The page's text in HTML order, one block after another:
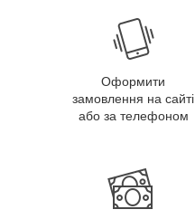
Оформити
замовлення на сайті
або за телефоном